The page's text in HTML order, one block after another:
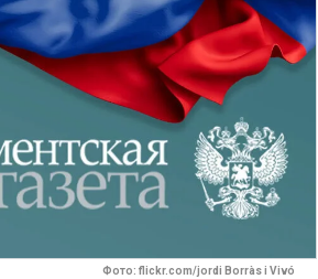
Фото: flickr.com/jordi Borràs i Vivó